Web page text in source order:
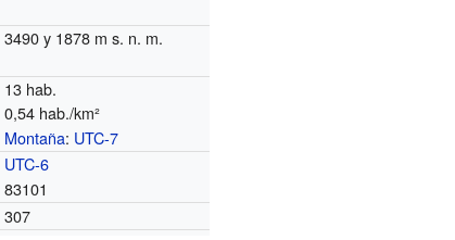
3490 y 1878 m s. n. m.
13 hab.
0,54 hab./km²
Montaña: UTC-7
UTC-6
83101
307